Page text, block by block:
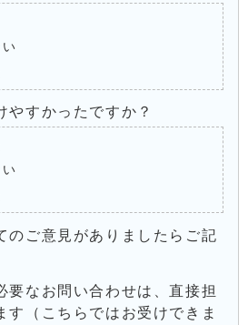
やすかったですか？
のご意見がありましたらご記
要なお問い合わせは、直接担
す（こちらではお受けできま